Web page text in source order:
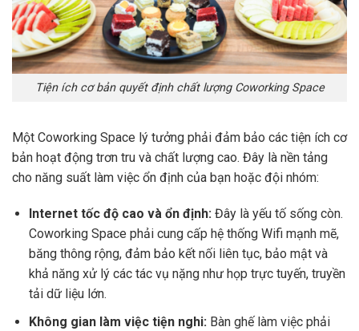
Tiện ích cơ bản quyết định chất lượng Coworking Space
Một Coworking Space lý tưởng phải đảm bảo các tiện ích cơ
bản hoạt động trơn tru và chất lượng cao. Đây là nền tảng
cho năng suất làm việc ổn định của bạn hoặc đội nhóm:
Internet tốc độ cao và ổn định:Đây là yếu tố sống còn.
Coworking Space phải cung cấp hệ thống Wifi mạnh mẽ,
băng thông rộng, đảm bảo kết nối liên tục, bảo mật và
khả năng xử lý các tác vụ nặng như họp trực tuyến, truyền
tải dữ liệu lớn.
Không gian làm việc tiện nghi:Bàn ghế làm việc phải